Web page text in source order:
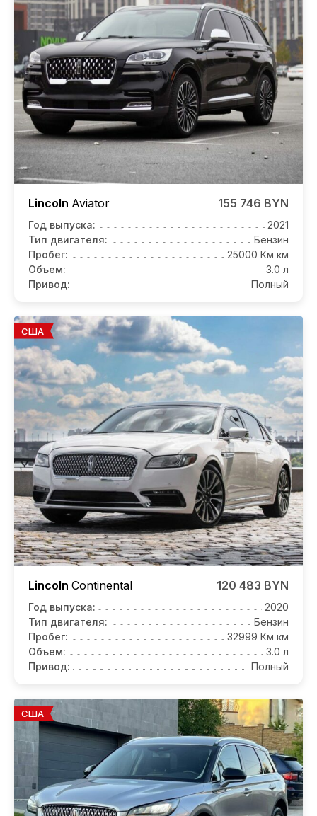
Lincoln Aviator 155 746 BYN
Год выпуска:
2021
Тип двигателя:
Бензин
Пробег:
25000 Км км
Объем:
3.0 л
Привод:
Полный
США
Lincoln Continental 120 483 BYN
Год выпуска:
2020
Тип двигателя:
Бензин
Пробег:
32999 Км км
Объем:
3.0 л
Привод:
Полный
США